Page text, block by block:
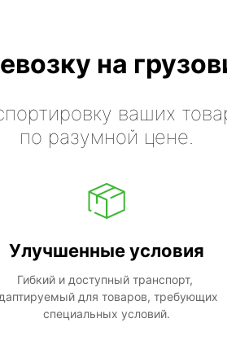
на
ваших
по разумной цене.
Улучшенные условия
Гибкий и доступный транспорт,
для товаров, требующих
специальных условий.